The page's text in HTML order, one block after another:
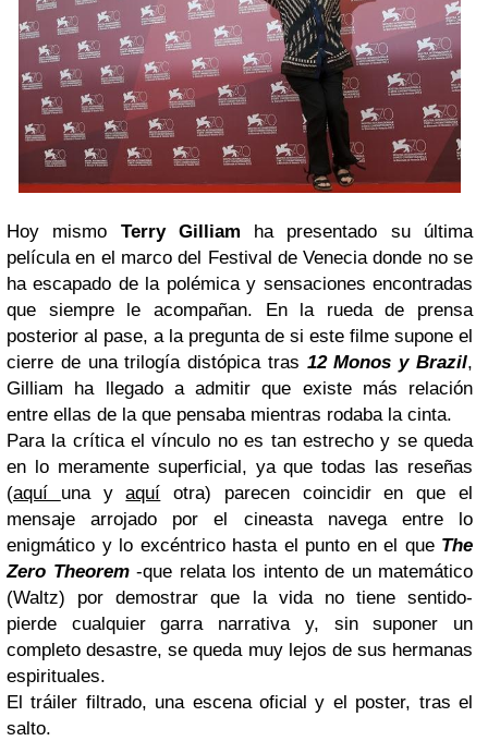
Hoy mismo Terry Gilliam ha presentado su última
película en el marco del Festival de Venecia donde no se
ha escapado de la polémica y sensaciones encontradas
que siempre le acompañan. En la rueda de prensa
posterior al pase, a la pregunta de si este filme supone el
cierre de una trilogía distópica tras 12 Monos y Brazil,
Gilliam ha llegado a admitir que existe más relación
entre ellas de la que pensaba mientras rodaba la cinta.
Para la crítica el vínculo no es tan estrecho y se queda
en lo meramente superficial, ya que todas las reseñas
(aquí una yaquí otra) parecen coincidir en que el
mensaje arrojado por el cineasta navega entre lo
enigmático y lo excéntrico hasta el punto en el que The
Zero Theorem-que relata los intento de un matemático
(Waltz) por demostrar que la vida no tiene sentido-
pierde cualquier garra narrativa y, sin suponer un
completo desastre, se queda muy lejos de sus hermanas
espirituales.
El tráiler filtrado, una escena oficial y el poster, tras el
salto.